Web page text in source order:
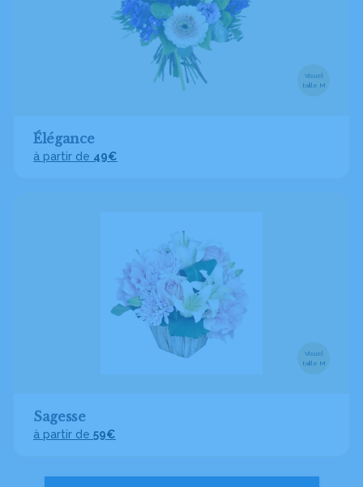
Visuel
taille M
Élégance
à partir de 49€
Visuel
taille M
Sagesse
à partir de 59€